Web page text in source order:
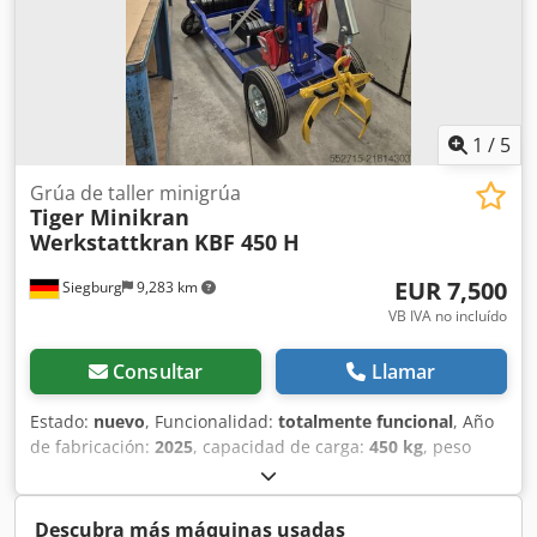
1 / 5
Siegburg 9,283 km
Grúa de taller minigrúa
Tiger Minikran
Werkstattkran KBF 450 H
EUR 7,500
VB IVA no incluído
Consultar Llamar
Estado: nuevo, Funcionalidad: totalmente funcional, Año
de fabricación: 2025, capacidad de carga: 450 kg, peso
2,000 mm
mm, ancho total:815 mm, ¡Nuevo y sin uso! Tipo: KBF-450-
H Capacidad de carga: 450 kg Elevación: electrohidráulica
Descubra más máquinas usadas